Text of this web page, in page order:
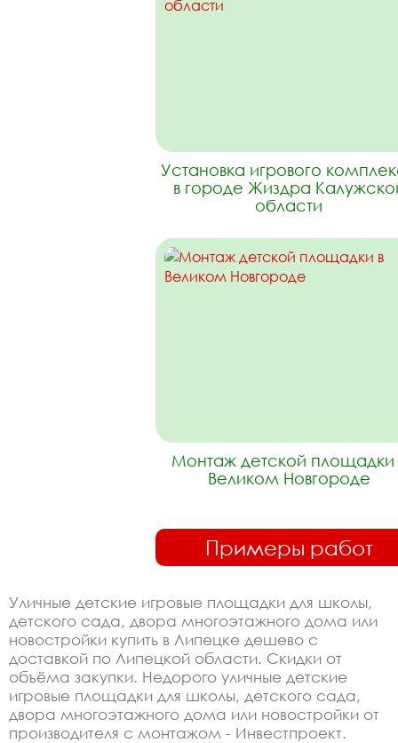
Установка игрового
в городе Жиздра
области
Монтаж детской площадки
Великом Новгороде
Примеры работ
Уличные детские игровые площадки для школы,
детского сада, двора многоэтажного дома или
новостройки купить в Липецке дешево с
доставкой по Липецкой области. Скидки от
объёма закупки. Недорого уличные детские
игровые площадки для школы, детского сада,
двора многоэтажного дома или новостройки от
производителя с монтажом - Инвестпроект.